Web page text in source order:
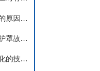
铠甲式风琴罩伸缩不畅的原因有哪些？
及时解决激光切割机防护罩故障是实现长期稳定防护的关键
风琴导轨防护罩延缓老化的技术手段